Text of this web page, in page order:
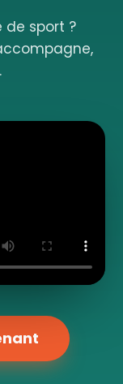
de sport ?